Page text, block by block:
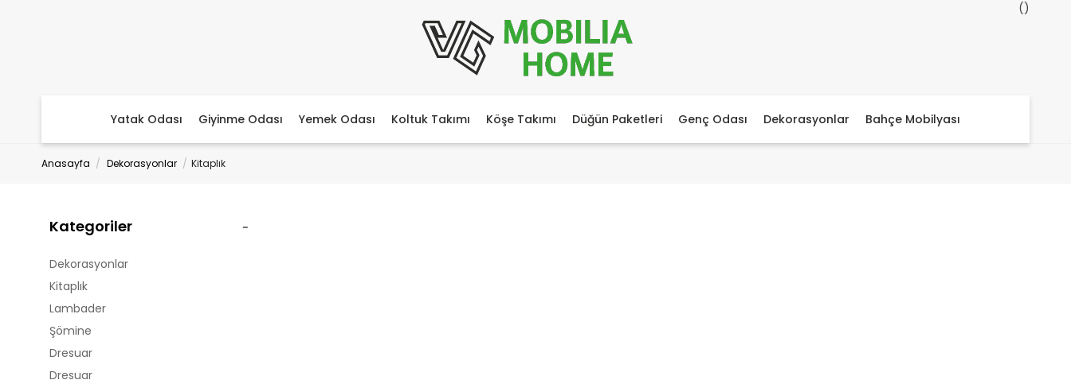
Yatak Odası Giyinme Odası Yemek Odası Koltuk Takımı Köşe Takımı Düğün Paketleri Genç Odası Dekorasyonlar Bahçe Mobilyası
Anasayfa Dekorasyonlar Kitaplık
Kategoriler
Dekorasyonlar
Kitaplık
Lambader
Şömine
Dresuar
Dresuar